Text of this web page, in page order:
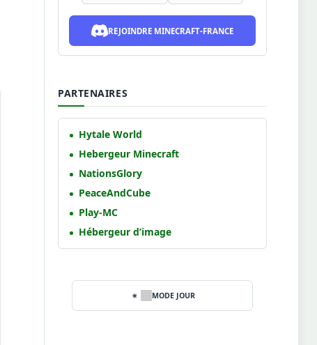
REJOINDRE MINECRAFT-FRANCE
PARTENAIRES
Hytale World
Hebergeur Minecraft
NationsGlory
PeaceAndCube
Play-MC
Hébergeur d’image
MODE JOUR